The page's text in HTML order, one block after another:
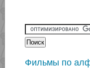
Фильмы по